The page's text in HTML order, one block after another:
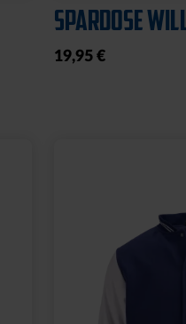
SPARDOSE
19,95 €